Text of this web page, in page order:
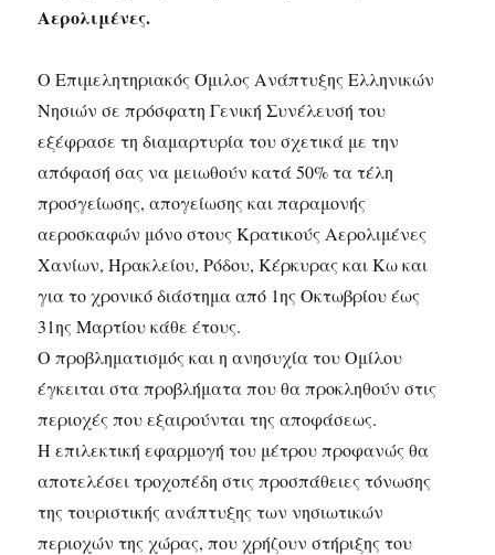
Αερολιμένες.
Ο Επιμελητηριακός Όμιλος Ανάπτυξης Ελληνικών
Νησιών σε πρόσφατη Γενική Συνέλευσή του
εξέφρασε τη διαμαρτυρία του σχετικά με την
απόφασή σας να μειωθούν κατά 50% τα τέλη
προσγείωσης, απογείωσης και παραμονής
αεροσκαφών μόνο στους Κρατικούς Αερολιμένες
Χανίων, Ηρακλείου, Ρόδου, Κέρκυρας και Κω και
για το χρονικό διάστημα από 1ης Οκτωβρίου έως
31ης Μαρτίου κάθε έτους.
Ο προβληματισμός και η ανησυχία του Ομίλου
έγκειται στα προβλήματα που θα προκληθούν στις
περιοχές που εξαιρούνται της αποφάσεως.
Η επιλεκτική εφαρμογή του μέτρου προφανώς θα
αποτελέσει τροχοπέδη στις προσπάθειες τόνωσης
της τουριστικής ανάπτυξης των νησιωτικών
περιοχών της χώρας, που χρήζουν στήριξης του